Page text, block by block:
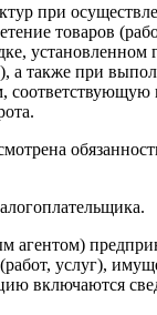
при
товаров
установленном
также при
услуг),
включаются